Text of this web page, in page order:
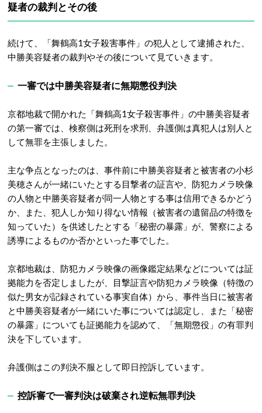
疑者の裁判とその後
続けて、「舞鶴高1女子殺害事件」の犯人として逮捕された、
中勝美容疑者の裁判やその後について見ていきます。
一審では中勝美容疑者に無期懲役判決
京都地裁で開かれた「舞鶴高1女子殺害事件」の中勝美容疑者
の第一審では、検察側は死刑を求刑、弁護側は真犯人は別人と
して無罪を主張しました。
主な争点となったのは、事件前に中勝美容疑者と被害者の小杉
美穂さんが一緒にいたとする目撃者の証言や、防犯カメラ映像
の人物と中勝美容疑者が同一人物とする事は信用できるかどう
か、また、犯人しか知り得ない情報（被害者の遺留品の特徴を
知っていた）を供述したとする「秘密の暴露」が、警察による
誘導によるものか否かといった事でした。
京都地裁は、防犯カメラ映像の画像鑑定結果などについては証
拠能力を否定しましたが、目撃証言や防犯カメラ映像（特徴の
似た男女が記録されている事実自体）から、事件当日に被害者
と中勝美容疑者が一緒にいた事については認定し、また「秘密
の暴露」についても証拠能力を認めて、「無期懲役」の有罪判
決を下しています。
弁護側はこの判決不服として即日控訴しています。
控訴審で一審判決は破棄され逆転無罪判決